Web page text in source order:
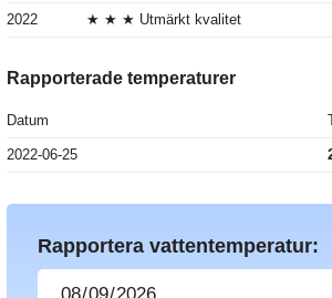
2022 ★ ★ ★ Utmärkt kvalitet
Rapporterade temperaturer
Datum
2022-06-25
Rapportera vattentemperatur: